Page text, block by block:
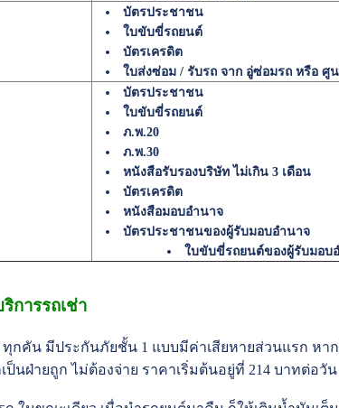
บัตรประชาชน
ใบขับขี่รถยนต์
บัตรเครดิต
ใบส่งซ่อม / รับรถ จาก อู่ซ่อมรถ หรือ ศู
บัตรประชาชน
ใบขับขี่รถยนต์
ภ.พ.20
ภ.พ.30
หนังสือรับรองบริษัท ไม่เกิน 3 เดือน
บัตรเครดิต
หนังสือมอบอำนาจ
บัตรประชาชนของผู้รับมอบอำนาจ
ใบขับขี่รถยนต์ของผู้รับมอบ
การรถเช่า
ทุกคัน มีประกันภัยชั้น 1 แบบมีค่าเสียหายส่วนแรก หา
ป็นฝ่ายถูก ไม่ต้องจ่าย ราคาเริ่มต้นอยู่ที่ 214 บาทต่อวัน